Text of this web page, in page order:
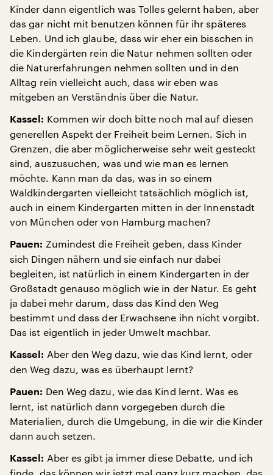
Kinder dann eigentlich was Tolles gelernt haben, aber
das gar nicht mit benutzen können für ihr späteres
Leben. Und ich glaube, dass wir eher ein bisschen in
die Kindergärten rein die Natur nehmen sollten oder
die Naturerfahrungen nehmen sollten und in den
Alltag rein vielleicht auch, dass wir eben was
mitgeben an Verständnis über die Natur.
Kassel: Kommen wir doch bitte noch mal auf diesen
generellen Aspekt der Freiheit beim Lernen. Sich in
Grenzen, die aber möglicherweise sehr weit gesteckt
sind, auszusuchen, was und wie man es lernen
möchte. Kann man da das, was in so einem
Waldkindergarten vielleicht tatsächlich möglich ist,
auch in einem Kindergarten mitten in der Innenstadt
von München oder von Hamburg machen?
Pauen: Zumindest die Freiheit geben, dass Kinder
sich Dingen nähern und sie einfach nur dabei
begleiten, ist natürlich in einem Kindergarten in der
Großstadt genauso möglich wie in der Natur. Es geht
ja dabei mehr darum, dass das Kind den Weg
bestimmt und dass der Erwachsene ihn nicht vorgibt.
Das ist eigentlich in jeder Umwelt machbar.
Kassel: Aber den Weg dazu, wie das Kind lernt, oder
den Weg dazu, was es überhaupt lernt?
Pauen: Den Weg dazu, wie das Kind lernt. Was es
lernt, ist natürlich dann vorgegeben durch die
Materialien, durch die Umgebung, in die wir die Kinder
dann auch setzen.
Kassel: Aber es gibt ja immer diese Debatte, und ich